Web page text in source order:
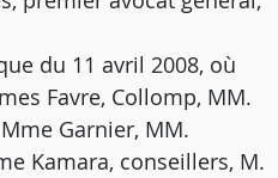
du 11 avril 2008, où
Favre, Collomp, MM.
Garnier, MM.
Kamara, conseillers, M.